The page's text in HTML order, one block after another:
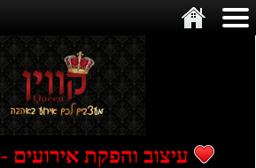
​​​​​​​עיצוב והפקת אירועים - Queen